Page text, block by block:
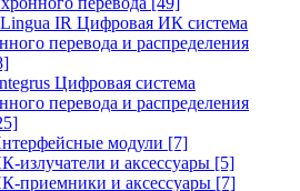
IR Цифровая ИК система
перевода и распределения
Цифровая система
перевода и распределения
модули [7]
излучатели и аксессуары [5]
приемники и аксессуары [7]